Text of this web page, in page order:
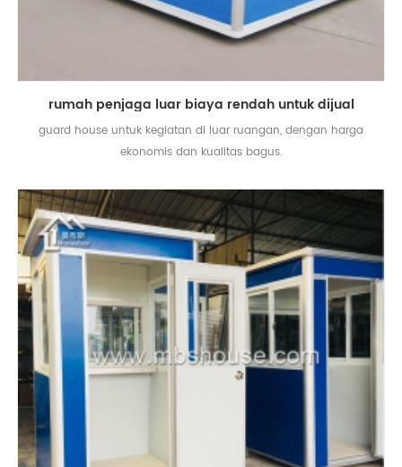
rumah penjaga luar biaya rendah untuk dijual
guard house untuk kegiatan di luar ruangan, dengan harga
ekonomis dan kualitas bagus.